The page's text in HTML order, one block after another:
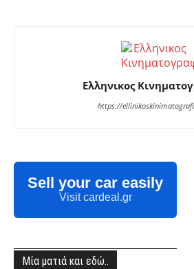
Ελληνικος
https://
Sell your car easily
Visit cardeal.gr
Μία ματιά και εδώ..